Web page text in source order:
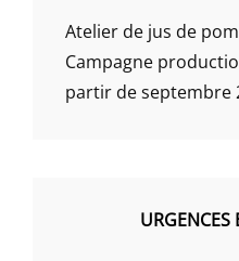
Atelier de jus de
Campagne
partir de septembre
URGENCES